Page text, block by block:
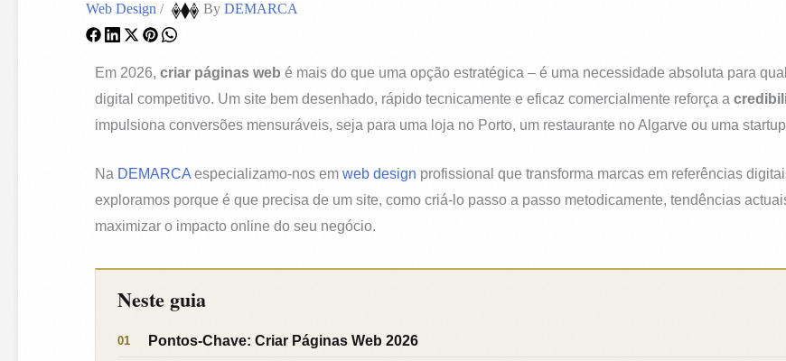
Web Design/ By DEMARCA
Em 2026, criar páginas web é mais do que uma opção estratégica – é uma necessidade absoluta para
digital competitivo. Um site bem desenhado, rápido tecnicamente e eficaz comercialmente reforça a
impulsiona conversões mensuráveis, seja para uma loja no Porto, um restaurante no Algarve ou uma
Na DEMARCAespecializamo-nos em web design profissional que transforma marcas em referências
exploramos porque é que precisa de um site, como criá-lo passo a passo metodicamente, tendências
maximizar o impacto online do seu negócio.
Neste guia
Pontos-Chave: Criar Páginas Web 2026